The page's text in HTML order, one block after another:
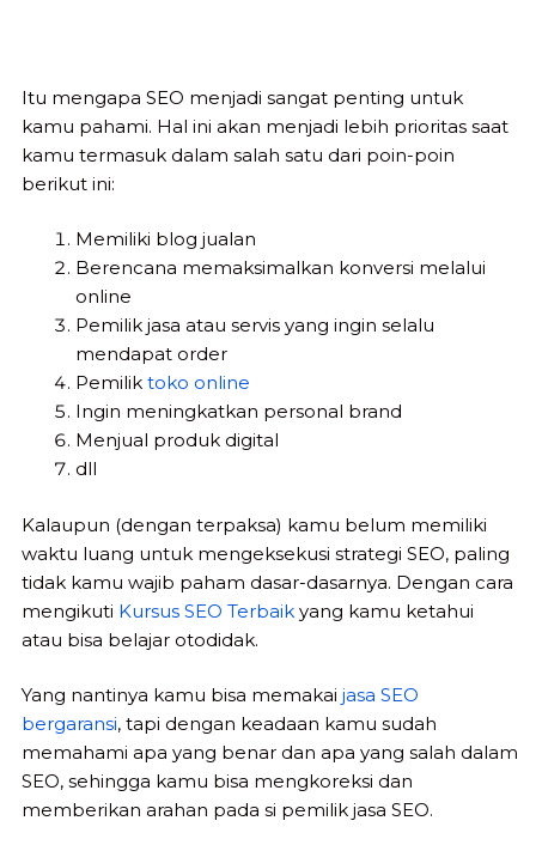
Itu mengapa SEO menjadi sangat penting untuk
kamu pahami. Hal ini akan menjadi lebih prioritas saat
kamu termasuk dalam salah satu dari poin-poin
berikut ini:
Memiliki blog jualan
Berencana memaksimalkan konversi melalui
online
Pemilik jasa atau servis yang ingin selalu
mendapat order
Pemilik toko online
Ingin meningkatkan personal brand
Menjual produk digital
dll
Kalaupun (dengan terpaksa) kamu belum memiliki
waktu luang untuk mengeksekusi strategi SEO, paling
tidak kamu wajib paham dasar-dasarnya. Dengan cara
mengikuti Kursus SEO Terbaik yang kamu ketahui
atau bisa belajar otodidak.
Yang nantinya kamu bisa memakai jasa SEO
bergaransi, tapi dengan keadaan kamu sudah
memahami apa yang benar dan apa yang salah dalam
SEO, sehingga kamu bisa mengkoreksi dan
memberikan arahan pada si pemilik jasa SEO.